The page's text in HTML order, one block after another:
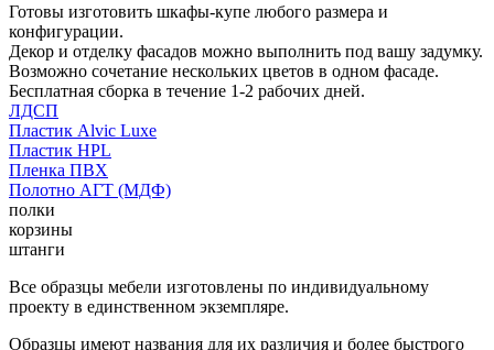
Готовы изготовить шкафы-купе любого размера и
конфигурации.
Декор и отделку фасадов можно выполнить под вашу задумку.
Возможно сочетание нескольких цветов в одном фасаде.
Бесплатная сборка в течение 1-2 рабочих дней.
ЛДСП
Пластик Alvic Luxe
Пластик HPL
Пленка ПВХ
Полотно АГТ (МДФ)
полки
корзины
штанги
Все образцы мебели изготовлены по индивидуальному
проекту в единственном экземпляре.
Образцы имеют названия для их различия и более быстрого